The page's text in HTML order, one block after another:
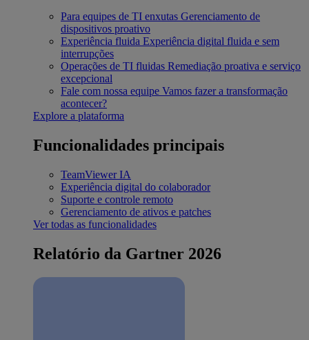
Para equipes de TI enxutas Gerenciamento de
dispositivos proativo
Experiência fluida Experiência digital fluida e sem
interrupções
Operações de TI fluidas Remediação proativa e serviço
excepcional
Fale com nossa equipe Vamos fazer a transformação
acontecer?
Explore a plataforma
Funcionalidades principais
TeamViewer IA
Experiência digital do colaborador
Suporte e controle remoto
Gerenciamento de ativos e patches
Ver todas as funcionalidades
Relatório da Gartner 2026